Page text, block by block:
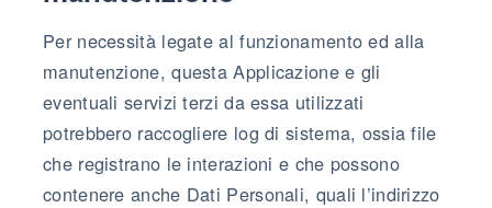
Per necessità legate al funzionamento ed alla
manutenzione, questa Applicazione e gli
eventuali servizi terzi da essa utilizzati
potrebbero raccogliere log di sistema, ossia file
che registrano le interazioni e che possono
contenere anche Dati Personali, quali l’indirizzo